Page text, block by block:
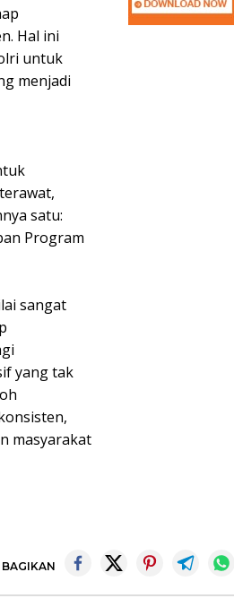
Hal ini
untuk
menjadi
satu:
Program
sangat
yang tak
masyarakat
BAGIKAN